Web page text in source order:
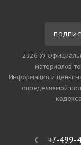
2026 ©
материалов
Информация и цены
определяемой
+7-499-